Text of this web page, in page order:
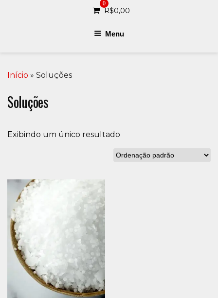
0
R$0,00
Menu
Início » Soluções
Soluções
Exibindo um único resultado